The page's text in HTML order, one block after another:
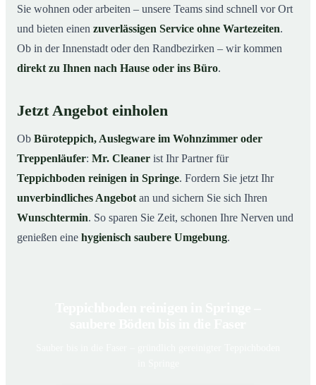
Sie wohnen oder arbeiten – unsere Teams sind schnell vor Ort
und bieten einen zuverlässigen Service ohne Wartezeiten.
Ob in der Innenstadt oder den Randbezirken – wir kommen
direkt zu Ihnen nach Hause oder ins Büro.
Jetzt Angebot einholen
Ob Büroteppich, Auslegware im Wohnzimmer oder
Treppenläufer: Mr. Cleaner ist Ihr Partner für
Teppichboden reinigen in Springe. Fordern Sie jetzt Ihr
unverbindliches Angebot an und sichern Sie sich Ihren
Wunschtermin. So sparen Sie Zeit, schonen Ihre Nerven und
genießen eine hygienisch saubere Umgebung.